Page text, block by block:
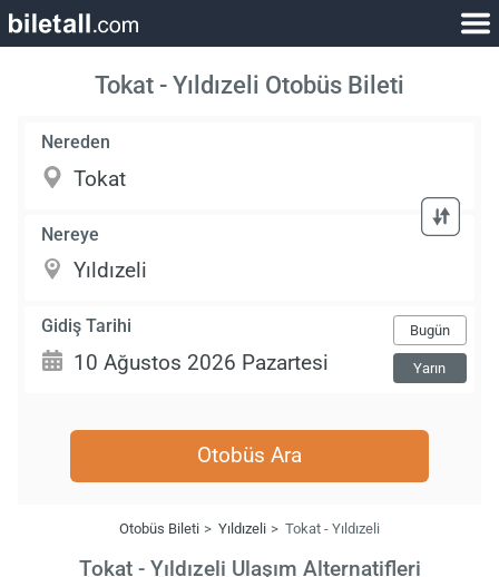
Tokat - Yıldızeli Otobüs Bileti
Nereden
Nereye
Gidiş Tarihi Bugün
Yarın
Otobüs Ara
Otobüs Bileti Yıldızeli Tokat - Yıldızeli
Tokat - Yıldızeli Ulaşım Alternatifleri